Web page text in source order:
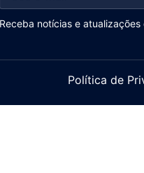
Receba notícias e atualizações
Política de